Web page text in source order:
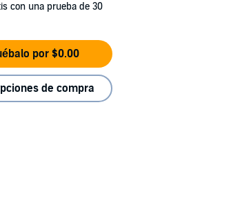
con una prueba de 30
por $0.00
de compra